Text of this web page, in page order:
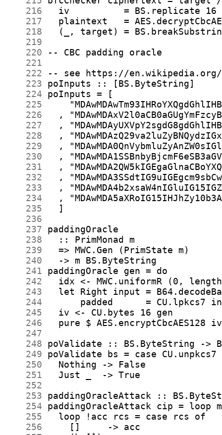
    216
    217
    218
    219
    220
    221
    222
    223
    224
    225
    226
    227
    228
    229
    230
    231
    232
    233
    234
    235
    236
    237
    238
    239
    240
    241
    242
    243
    244
    245
    246
    247
    248
    249
    250
    251
    252
    253
    254
    255
    256